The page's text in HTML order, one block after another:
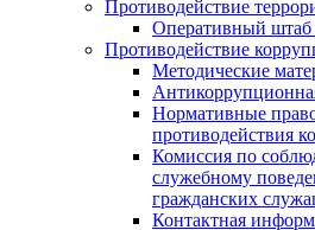
Противодействие
Оперативный штаб
Противодействие
Методические
Нормативные
противодействия
Комиссия по
служебному
гражданских
Контактная